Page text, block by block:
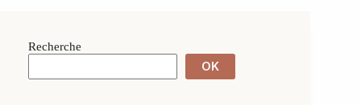
Recherche
OK